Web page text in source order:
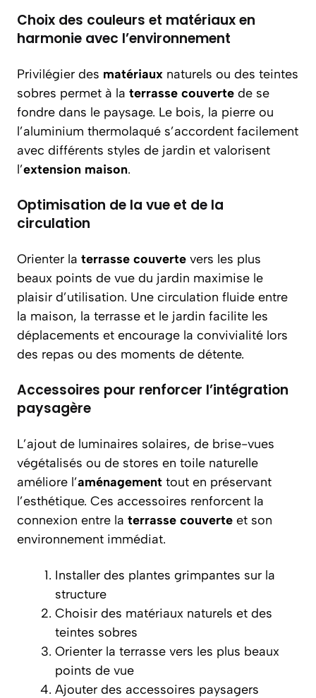
Choix des couleurs et matériaux en
harmonie avec l’environnement
Privilégier des matériaux naturels ou des teintes
sobres permet à la terrasse couverte de se
fondre dans le paysage. Le bois, la pierre ou
l’aluminium thermolaqué s’accordent facilement
avec différents styles de jardin et valorisent
l’extension maison.
Optimisation de la vue et de la
circulation
Orienter la terrasse couverte vers les plus
beaux points de vue du jardin maximise le
plaisir d’utilisation. Une circulation fluide entre
la maison, la terrasse et le jardin facilite les
déplacements et encourage la convivialité lors
des repas ou des moments de détente.
Accessoires pour renforcer l’intégration
paysagère
L’ajout de luminaires solaires, de brise-vues
végétalisés ou de stores en toile naturelle
améliore l’aménagement tout en préservant
l’esthétique. Ces accessoires renforcent la
connexion entre la terrasse couverte et son
environnement immédiat.
Installer des plantes grimpantes sur la
structure
Choisir des matériaux naturels et des
teintes sobres
Orienter la terrasse vers les plus beaux
points de vue
Ajouter des accessoires paysagers